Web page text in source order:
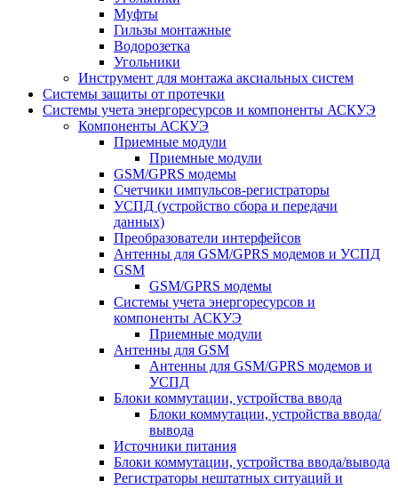
Муфты
Гильзы монтажные
Водорозетка
Угольники
Инструмент для монтажа аксиальных систем
Системы защиты от протечки
Системы учета энергоресурсов и компоненты АСКУЭ
Компоненты АСКУЭ
Приемные модули
Приемные модули
GSM/GPRS модемы
Счетчики импульсов-регистраторы
УСПД (устройство сбора и передачи
данных)
Преобразователи интерфейсов
Антенны для GSM/GPRS модемов и УСПД
GSM
GSM/GPRS модемы
Системы учета энергоресурсов и
компоненты АСКУЭ
Приемные модули
Антенны для GSM
Антенны для GSM/GPRS модемов и
УСПД
Блоки коммутации, устройства ввода
Блоки коммутации, устройства ввода/
вывода
Источники питания
Блоки коммутации, устройства ввода/вывода
Регистраторы нештатных ситуаций и